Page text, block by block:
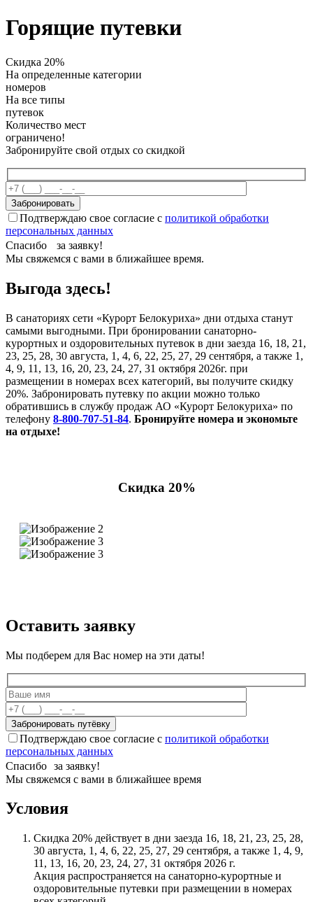
Горящие путевки
Скидка 20%
На определенные категории
номеров
На все типы
путевок
Количество мест
ограничено!
Забронируйте свой отдых со скидкой
Подтверждаю свое согласие с политикой обработки
персональных данных
Спасибо за заявку!
Мы свяжемся с вами в ближайшее время.
Выгода здесь!
В санаториях сети «Курорт Белокуриха» дни отдыха станут
самыми выгодными. При бронировании санаторно-
курортных и оздоровительных путевок в дни заезда 16, 18, 21,
23, 25, 28, 30 августа, 1, 4, 6, 22, 25, 27, 29 сентября, а также 1,
4, 9, 11, 13, 16, 20, 23, 24, 27, 31 октября 2026г. при
размещении в номерах всех категорий, вы получите скидку
20%. Забронировать путевку по акции можно только
обратившись в службу продаж АО «Курорт Белокуриха» по
телефону 8-800-707-51-84. Бронируйте номера и экономьте
на отдыхе!
Скидка 20%
Оставить заявку
Мы подберем для Вас номер на эти даты!
Подтверждаю свое согласие с политикой обработки
персональных данных
Спасибо за заявку!
Мы свяжемся с вами в ближайшее время
Условия
Скидка 20% действует в дни заезда 16, 18, 21, 23, 25, 28,
30 августа, 1, 4, 6, 22, 25, 27, 29 сентября, а также 1, 4, 9,
11, 13, 16, 20, 23, 24, 27, 31 октября 2026 г.
Акция распространяется на санаторно-курортные и
оздоровительные путевки при размещении в номерах